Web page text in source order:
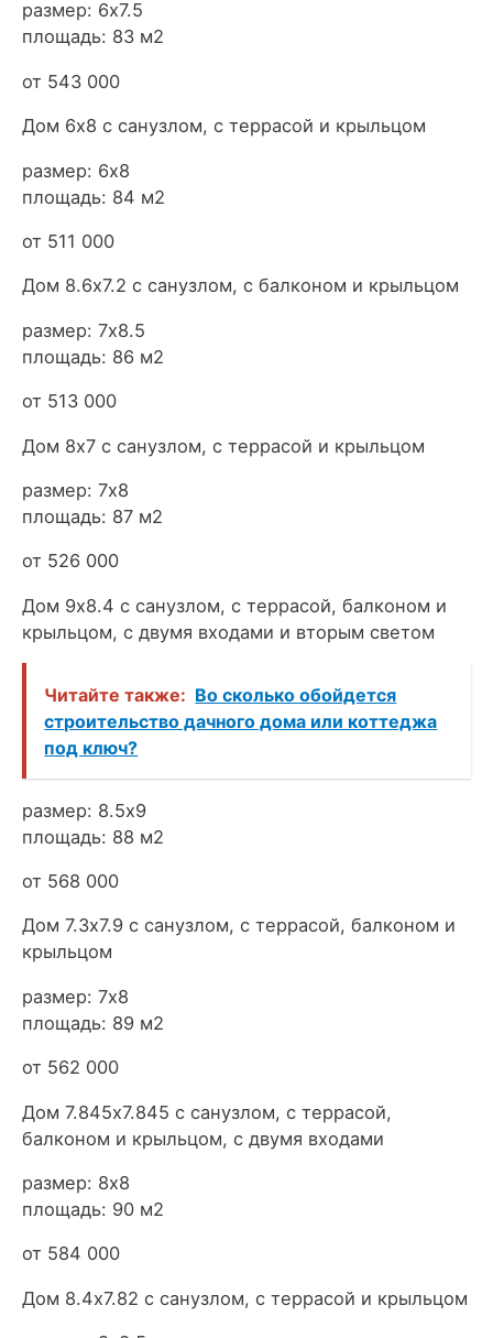
размер: 6х7.5
площадь: 83 м2
от 543 000
Дом 6х8 с санузлом, с террасой и крыльцом
размер: 6х8
площадь: 84 м2
от 511 000
Дом 8.6х7.2 с санузлом, с балконом и крыльцом
размер: 7х8.5
площадь: 86 м2
от 513 000
Дом 8х7 с санузлом, с террасой и крыльцом
размер: 7х8
площадь: 87 м2
от 526 000
Дом 9х8.4 с санузлом, с террасой, балконом и
крыльцом, с двумя входами и вторым светом
Читайте также: Во сколько обойдется
строительство дачного дома или коттеджа
под ключ?
размер: 8.5х9
площадь: 88 м2
от 568 000
Дом 7.3х7.9 с санузлом, с террасой, балконом и
крыльцом
размер: 7х8
площадь: 89 м2
от 562 000
Дом 7.845х7.845 с санузлом, с террасой,
балконом и крыльцом, с двумя входами
размер: 8х8
площадь: 90 м2
от 584 000
Дом 8.4х7.82 с санузлом, с террасой и крыльцом